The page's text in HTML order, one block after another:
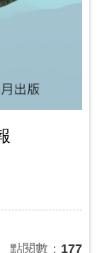
點閱數： 177